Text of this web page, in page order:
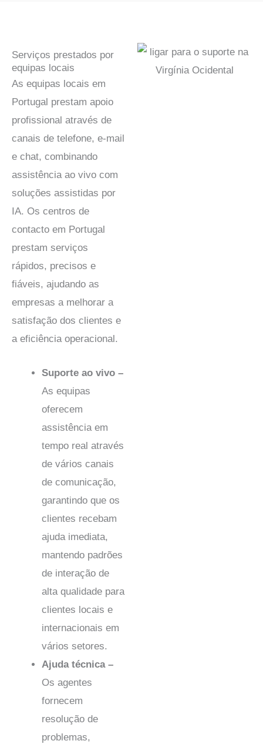
Serviços prestados por
equipas locais
As equipas locais em
Portugal prestam apoio
profissional através de
canais de telefone, e-mail
e chat, combinando
assistência ao vivo com
soluções assistidas por
IA. Os centros de
contacto em Portugal
prestam serviços
rápidos, precisos e
fiáveis, ajudando as
empresas a melhorar a
satisfação dos clientes e
a eficiência operacional.
Suporte ao vivo –
As equipas
oferecem
assistência em
tempo real através
de vários canais
de comunicação,
garantindo que os
clientes recebam
ajuda imediata,
mantendo padrões
de interação de
alta qualidade para
clientes locais e
internacionais em
vários setores.
Ajuda técnica –
Os agentes
fornecem
resolução de
problemas,